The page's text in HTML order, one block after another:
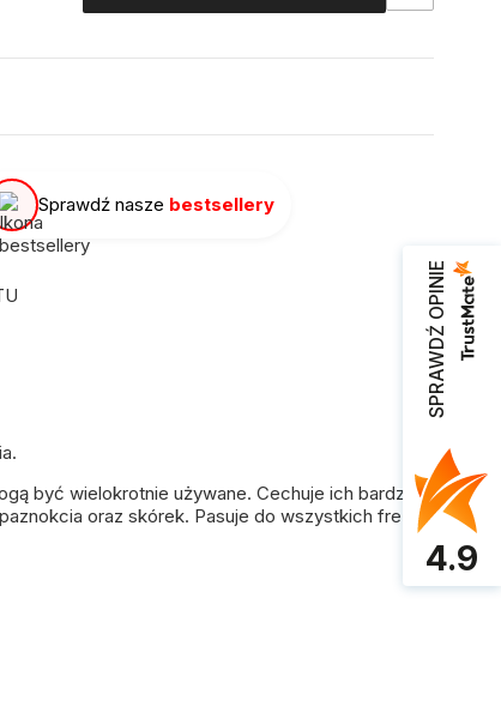
Sprawdź nasze bestsellery
być wielokrotnie używane. Cechuje ich bardzo
oraz skórek. Pasuje do wszystkich frezarek.
SPRAWDŹ OPINIE
4.9